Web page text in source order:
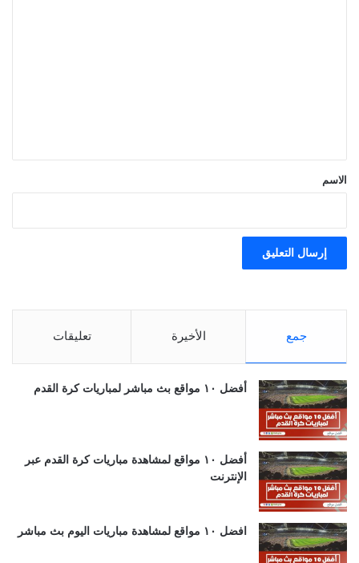
*الاسم
جمع الأخيرة تعليقات
أفضل ١٠ مواقع بث مباشر لمباريات كرة القدم
أفضل ١٠ مواقع لمشاهدة مباريات كرة القدم عبر
الإنترنت
افضل ١٠ مواقع لمشاهدة مباريات اليوم بث مباشر